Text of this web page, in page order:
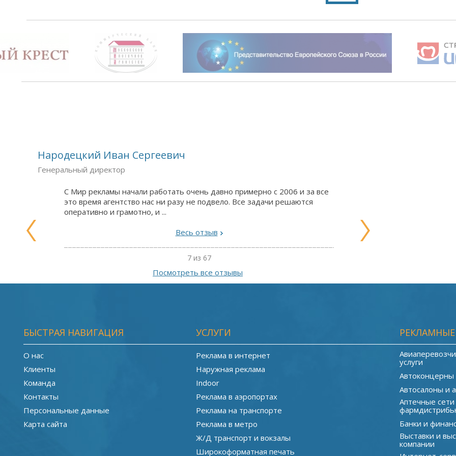
Народецкий Иван Сергеевич
Генеральный директор
С Мир рекламы начали работать очень давно примерно с 2006 и за все
это время агентство нас ни разу не подвело. Все задачи решаются
оперативно и грамотно, и ...
Весь отзыв
7 из 67
Посмотреть все отзывы
БЫСТРАЯ НАВИГАЦИЯ УСЛУГИ
О нас
Клиенты
Команда
Контакты
Персональные данные
Карта сайта
Реклама в интернет
Наружная реклама
Indoor
Реклама в аэропортах
Реклама на транспорте
Реклама в метро
Ж/Д транспорт и вокзалы
Широкоформатная печать
услуги
Автоконцерны
Автосалоны и
Аптечные
Банки и
Выставки и
компании